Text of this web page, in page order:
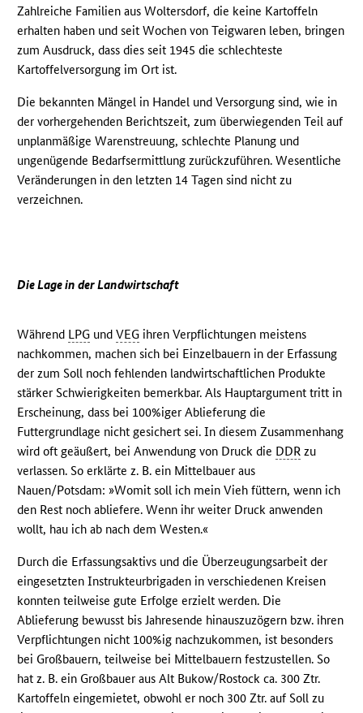
Zahlreiche Familien aus Woltersdorf, die keine Kartoffeln
erhalten haben und seit Wochen von Teigwaren leben, bringen
zum Ausdruck, dass dies seit 1945 die schlechteste
Kartoffelversorgung im Ort ist.
Die bekannten Mängel in Handel und Versorgung sind, wie in
der vorhergehenden Berichtszeit, zum überwiegenden Teil auf
unplanmäßige Warenstreuung, schlechte Planung und
ungenügende Bedarfsermittlung zurückzuführen. Wesentliche
Veränderungen in den letzten 14 Tagen sind nicht zu
verzeichnen.
Die Lage in der Landwirtschaft
Während LPG undVEG ihren Verpflichtungen meistens
nachkommen, machen sich bei Einzelbauern in der Erfassung
der zum Soll noch fehlenden landwirtschaftlichen Produkte
stärker Schwierigkeiten bemerkbar. Als Hauptargument tritt in
Erscheinung, dass bei 100%iger Ablieferung die
Futtergrundlage nicht gesichert sei. In diesem Zusammenhang
wird oft geäußert, bei Anwendung von Druck die DDR zu
verlassen. So erklärte z. B. ein Mittelbauer aus
Nauen/Potsdam: »Womit soll ich mein Vieh füttern, wenn ich
den Rest noch abliefere. Wenn ihr weiter Druck anwenden
wollt, hau ich ab nach dem Westen.«
Durch die Erfassungsaktivs und die Überzeugungsarbeit der
eingesetzten Instrukteurbrigaden in verschiedenen Kreisen
konnten teilweise gute Erfolge erzielt werden. Die
Ablieferung bewusst bis Jahresende hinauszuzögern bzw. ihren
Verpflichtungen nicht 100%ig nachzukommen, ist besonders
bei Großbauern, teilweise bei Mittelbauern festzustellen. So
hat z. B. ein Großbauer aus Alt Bukow/Rostock ca. 300 Ztr.
Kartoffeln eingemietet, obwohl er noch 300 Ztr. auf Soll zu